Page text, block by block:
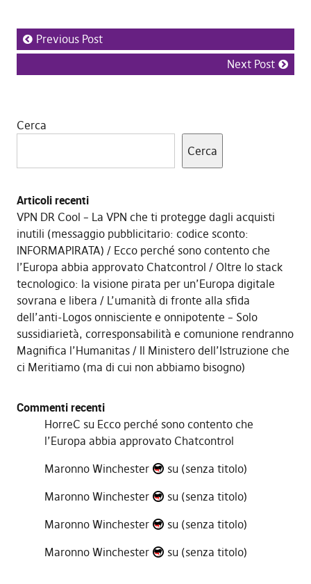
Previous Post
Next Post
Cerca
Cerca
Articoli recenti
VPN DR Cool – La VPN che ti protegge dagli acquisti
inutili (messaggio pubblicitario: codice sconto:
INFORMAPIRATA)
Ecco perché sono contento che
l’Europa abbia approvato Chatcontrol
Oltre lo stack
tecnologico: la visione pirata per un’Europa digitale
sovrana e libera
L’umanità di fronte alla sfida
dell’anti-Logos onnisciente e onnipotente – Solo
sussidiarietà, corresponsabilità e comunione rendranno
Magnifica l’Humanitas
Il Ministero dell’Istruzione che
ci Meritiamo (ma di cui non abbiamo bisogno)
Commenti recenti
HorreC su Ecco perché sono contento che
l’Europa abbia approvato Chatcontrol
Maronno Winchester
su (senza titolo)
Maronno Winchester
su (senza titolo)
Maronno Winchester
su (senza titolo)
Maronno Winchester
su (senza titolo)